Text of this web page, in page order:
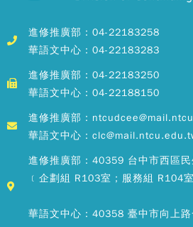
進修推廣部：04-22183258
華語文中心：04-22183283
進修推廣部：04-22183250
華語文中心：04-22188150
進修推廣部：
華語文中心：
進修推廣部：40359 台中市西區
﹝企劃組 R103室；服務組 R104室
華語文中心：40358 臺中市向上